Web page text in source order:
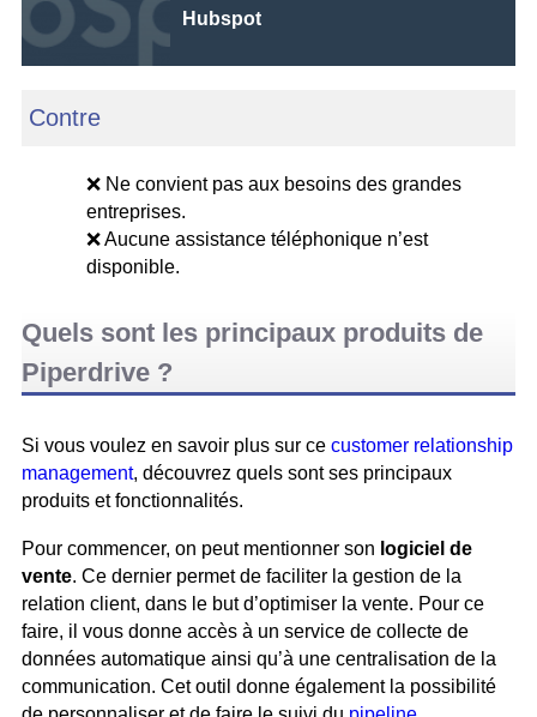
Hubspot
Contre
❌ Ne convient pas aux besoins des grandes
entreprises.
❌ Aucune assistance téléphonique n’est
disponible.
Quels sont les principaux produits de
Piperdrive ?
Si vous voulez en savoir plus sur ce customer relationship
management, découvrez quels sont ses principaux
produits et fonctionnalités.
Pour commencer, on peut mentionner son logiciel de
vente. Ce dernier permet de faciliter la gestion de la
relation client, dans le but d’optimiser la vente. Pour ce
faire, il vous donne accès à un service de collecte de
données automatique ainsi qu’à une centralisation de la
communication. Cet outil donne également la possibilité